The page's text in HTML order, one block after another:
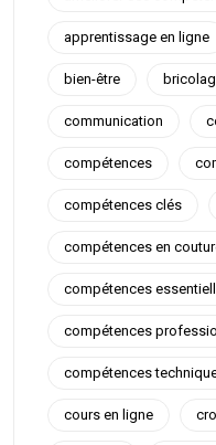
apprentissage en ligne
bien-être
communication
compétences
compétences clés
compétences en
compétences
compétences
compétences
cours en ligne